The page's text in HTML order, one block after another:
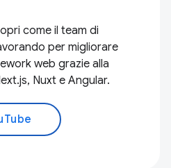
come il team di
per migliorare
web grazie alla
Nuxt e Angular.